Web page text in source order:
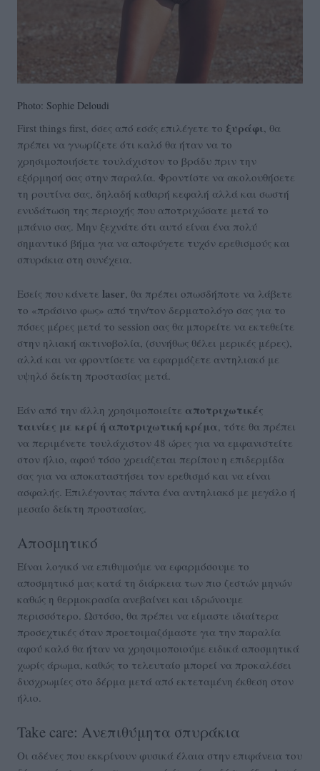
Photo: Sophie Deloudi
First things first, όσες από εσάς επιλέγετε το ξυράφι, θα
πρέπει να γνωρίζετε ότι καλό θα ήταν να το
χρησιμοποιήσετε τουλάχιστον το βράδυ πριν την
εξόρμησή σας στην παραλία. Φροντίστε να ακολουθήσετε
τη ρουτίνα σας, δηλαδή καθαρή κεφαλή αλλά και σωστή
ενυδάτωση της περιοχής που αποτριχώσατε μετά το
μπάνιο σας. Μην ξεχνάτε ότι αυτό είναι ένα πολύ
σημαντικό βήμα για να αποφύγετε τυχόν ερεθισμούς και
σπυράκια στη συνέχεια.
Εσείς που κάνετε laser, θα πρέπει οπωσδήποτε να λάβετε
το «πράσινο φως» από την/τον δερματολόγο σας για το
πόσες μέρες μετά το session σας θα μπορείτε να εκτεθείτε
στην ηλιακή ακτινοβολία, (συνήθως θέλει μερικές μέρες),
αλλά και να φροντίσετε να εφαρμόζετε αντηλιακό με
υψηλό δείκτη προστασίας μετά.
Εάν από την άλλη χρησιμοποιείτε αποτριχωτικές
ταινίες με κερί ή αποτριχωτική κρέμα, τότε θα πρέπει
να περιμένετε τουλάχιστον 48 ώρες για να εμφανιστείτε
στον ήλιο, αφού τόσο χρειάζεται περίπου η επιδερμίδα
σας για να αποκαταστήσει τον ερεθισμό και να είναι
ασφαλής. Επιλέγοντας πάντα ένα αντηλιακό με μεγάλο ή
μεσαίο δείκτη προστασίας.
Αποσμητικό
Είναι λογικό να επιθυμούμε να εφαρμόσουμε το
αποσμητικό μας κατά τη διάρκεια των πιο ζεστών μηνών
καθώς η θερμοκρασία ανεβαίνει και ιδρώνουμε
περισσότερο. Ωστόσο, θα πρέπει να είμαστε ιδιαίτερα
προσεχτικές όταν προετοιμαζόμαστε για την παραλία
αφού καλό θα ήταν να χρησιμοποιούμε ειδικά αποσμητικά
χωρίς άρωμα, καθώς το τελευταίο μπορεί να προκαλέσει
δυσχρωμίες στο δέρμα μετά από εκτεταμένη έκθεση στον
ήλιο.
Take care: Ανεπιθύμητα σπυράκια
Οι αδένες που εκκρίνουν φυσικά έλαια στην επιφάνεια του